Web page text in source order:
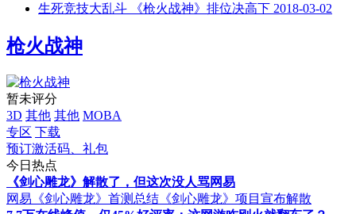
生死竞技大乱斗 《枪火战神》排位决高下 2018-03-02
枪火战神
暂未评分
3D 其他 其他 MOBA
专区 下载
预订激活码、礼包
今日热点
《剑心雕龙》解散了，但这次没人骂网易
网易《剑心雕龙》首测总结 《剑心雕龙》项目宣布解散